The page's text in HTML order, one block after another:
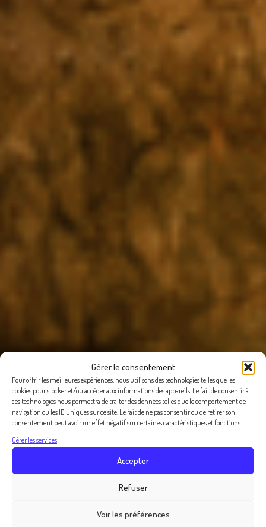
Gérer le consentement
Pour offrir les meilleures expériences, nous utilisons des technologies telles que les
cookies pour stocker et/ou accéder aux informations des appareils. Le fait de consentir à
ces technologies nous permettra de traiter des données telles que le comportement de
navigation ou les ID uniques sur ce site. Le fait de ne pas consentir ou de retirer son
consentement peut avoir un effet négatif sur certaines caractéristiques et fonctions.
Gérer les services
Accepter
Refuser
Voir les préférences